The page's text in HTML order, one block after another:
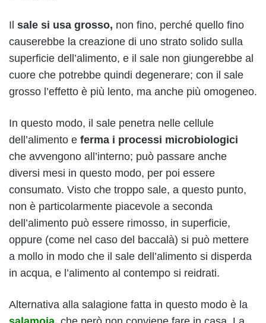
Il sale si usa grosso, non fino, perché quello fino
causerebbe la creazione di uno strato solido sulla
superficie dell’alimento, e il sale non giungerebbe al
cuore che potrebbe quindi degenerare; con il sale
grosso l’effetto è più lento, ma anche più omogeneo.
In questo modo, il sale penetra nelle cellule
dell’alimento e ferma i processi microbiologici
che avvengono all’interno; può passare anche
diversi mesi in questo modo, per poi essere
consumato. Visto che troppo sale, a questo punto,
non è particolarmente piacevole a seconda
dell’alimento può essere rimosso, in superficie,
oppure (come nel caso del baccalà) si può mettere
a mollo in modo che il sale dell’alimento si disperda
in acqua, e l’alimento al contempo si reidrati.
Alternativa alla salagione fatta in questo modo è la